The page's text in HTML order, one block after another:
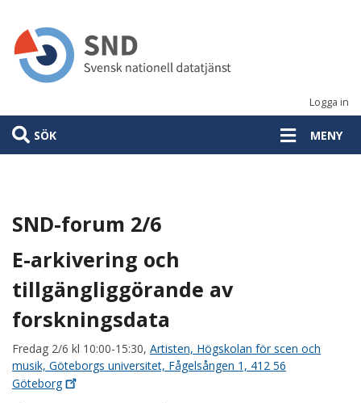
huvudinnehåll
Logga in
SÖK MENY
SND-forum 2/6
E-arkivering och
tillgängliggörande av
forskningsdata
Fredag 2/6 kl 10:00-15:30, Artisten, Högskolan för scen och
musik, Göteborgs universitet, Fågelsången 1, 412 56
Göteborg